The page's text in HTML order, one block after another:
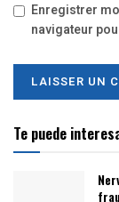
Enregistrer
navigateur
Te puede